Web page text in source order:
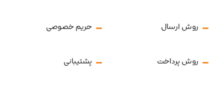
روش ارسال حریم خصوصی
روش پرداخت پشتیبانی